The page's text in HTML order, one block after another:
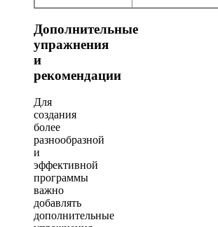
Дополнительные
упражнения
и
рекомендации
Для
создания
более
разнообразной
и
эффективной
программы
важно
добавлять
дополнительные